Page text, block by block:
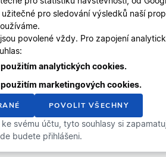
pro sledování výsledků naší
povolené vždy. Pro zapojení
analytických cookies.
marketingových cookies.
POVOLIT VŠECHNY
svému účtu, tyto souhlasy si
budete přihlášeni.